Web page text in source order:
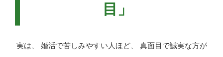
目」
実は、 婚活で苦しみやすい人ほど、 真面目で誠実な方が